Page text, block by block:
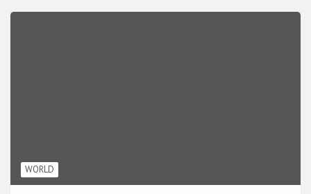
WORLD